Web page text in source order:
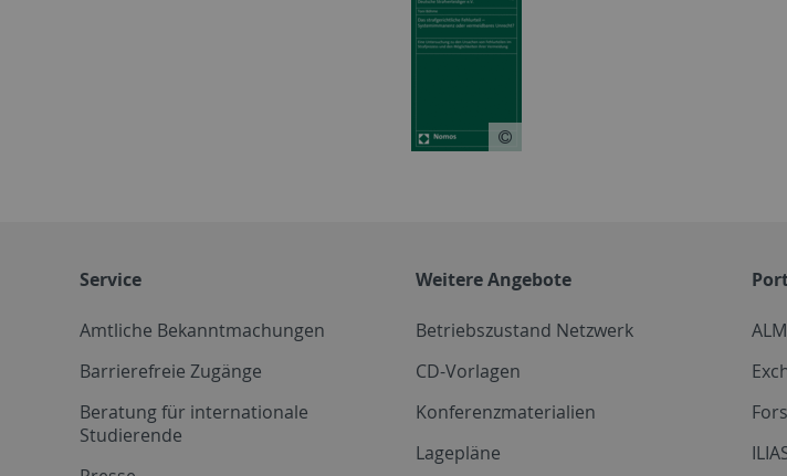
Service
Amtliche Bekanntmachungen
Barrierefreie Zugänge
Beratung für internationale
Studierende
Weitere Angebote
Betriebszustand Netzwerk
CD-Vorlagen
Konferenzmaterialien
Lagepläne